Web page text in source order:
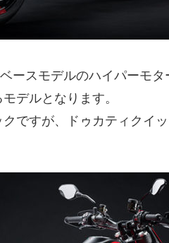
ースモデルのハイパーモ
デルとなります。
ですが、ドゥカティクイ